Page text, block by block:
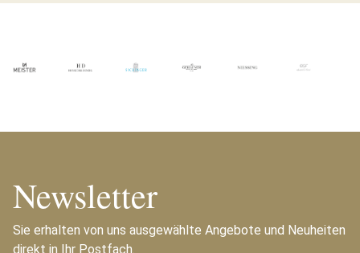
Newsletter
Sie erhalten von uns ausgewählte Angebote und Neuheiten
direkt in Ihr Postfach.